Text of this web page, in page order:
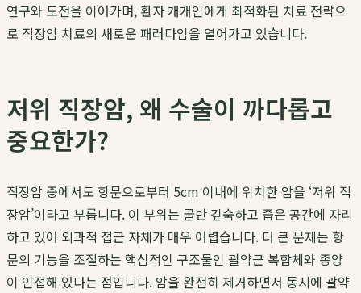
연구와 도전을 이어가며, 환자 개개인에게 최적화된 치료 전략으
로 직장암 치료의 새로운 패러다임을 열어가고 있습니다.
저위 직장암, 왜 수술이 까다롭고
중요한가?
직장암 중에서도 항문으로부터 5cm 이내에 위치한 암을 ‘저위 직
장암’이라고 부릅니다. 이 부위는 골반 깊숙하고 좁은 공간에 자리
하고 있어 외과적 접근 자체가 매우 어렵습니다. 더 큰 문제는 항
문의 기능을 조절하는 핵심적인 구조물인 괄약근 복합체와 종양
이 인접해 있다는 점입니다. 암을 완전히 제거하면서 동시에 괄약